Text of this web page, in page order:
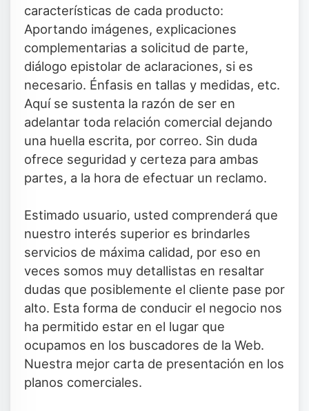
características de cada producto:
Aportando imágenes, explicaciones
complementarias a solicitud de parte,
diálogo epistolar de aclaraciones, si es
necesario. Énfasis en tallas y medidas, etc.
Aquí se sustenta la razón de ser en
adelantar toda relación comercial dejando
una huella escrita, por correo. Sin duda
ofrece seguridad y certeza para ambas
partes, a la hora de efectuar un reclamo.
Estimado usuario, usted comprenderá que
nuestro interés superior es brindarles
servicios de máxima calidad, por eso en
veces somos muy detallistas en resaltar
dudas que posiblemente el cliente pase por
alto. Esta forma de conducir el negocio nos
ha permitido estar en el lugar que
ocupamos en los buscadores de la Web.
Nuestra mejor carta de presentación en los
planos comerciales.